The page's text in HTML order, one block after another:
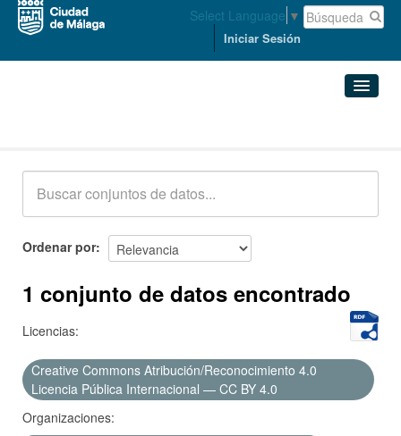
Select Language ▼
Iniciar Sesión
Acerca de
Ordenar por
1 conjunto de datos encontrado
Licencias:
Creative Commons Atribución/Reconocimiento 4.0
Licencia Pública Internacional — CC BY 4.0
Organizaciones: